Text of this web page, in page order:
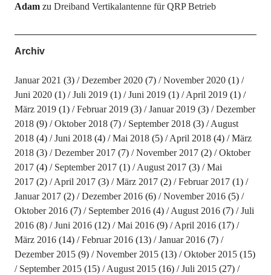
Adamzu Dreiband Vertikalantenne für QRP Betrieb
Archiv
Januar 2021 (3) Dezember 2020(7) November 2020(1)
Juni 2020(1) Juli 2019(1) Juni 2019(1) April 2019(1)
März 2019(1) Februar 2019(3) Januar 2019(3)
Dezember
2018(9) Oktober 2018(7) September 2018(3)
August
2018(4) Juni 2018(4) Mai 2018(5) April 2018(4)
März
2018(3) Dezember 2017(7) November 2017(2)
Oktober
2017(4) September 2017(1) August 2017(3)
Mai
2017(2) April 2017(3) März 2017(2) Februar 2017(1)
Januar 2017(2) Dezember 2016(6) November 2016(5)
Oktober 2016(7) September 2016(4) August 2016(7)
Juli
2016(8) Juni 2016(12) Mai 2016(9) April 2016(17)
März 2016(14) Februar 2016(13) Januar 2016(7)
Dezember 2015(9) November 2015(13) Oktober 2015(15)
September 2015(15) August 2015(16) Juli 2015(27)